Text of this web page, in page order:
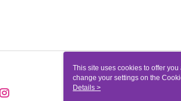
This site uses cookies to offer
change your settings on the
use of cookies as described in our
Details >